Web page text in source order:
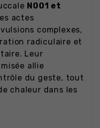
N001 et
actes
complexes,
radiculaire et
Leur
allie
du geste, tout
chaleur dans les